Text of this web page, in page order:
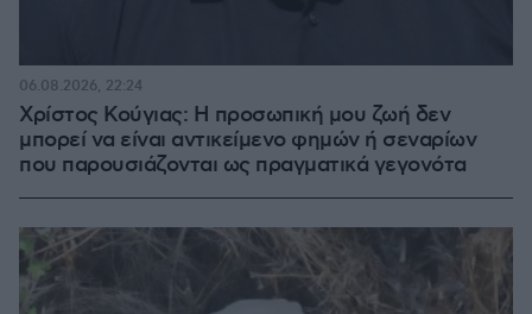
Χρίστος Κούγιας: Η προσωπική μου ζωή δεν
μπορεί να είναι αντικείμενο φημών ή σεναρίων
που παρουσιάζονται ως πραγματικά γεγονότα
06.08.2026, 22:24